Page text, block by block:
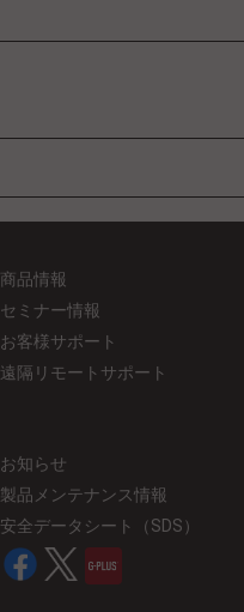
商品情報
セミナー情報
お客様サポート
遠隔リモートサポート
お知らせ
製品メンテナンス情報
安全データシート（SDS）